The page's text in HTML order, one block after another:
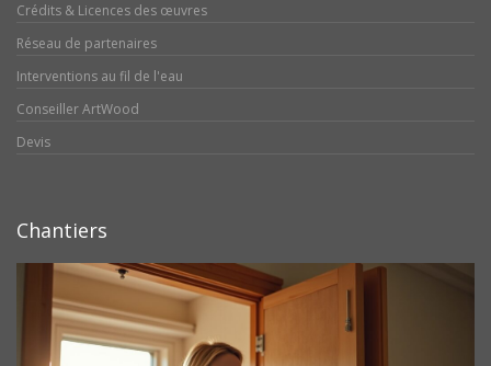
Crédits & Licences des œuvres
Réseau de partenaires
Interventions au fil de l'eau
Conseiller ArtWood
Devis
Chantiers